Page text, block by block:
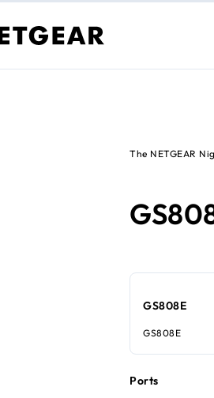
The NETGEAR
GS808E
GS808E
Ports